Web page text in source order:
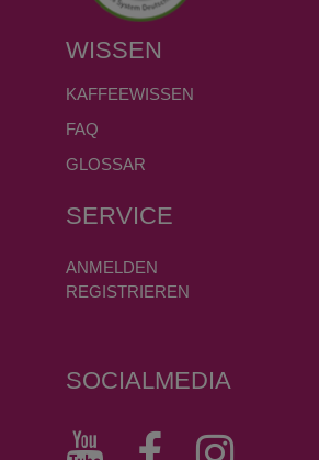
WISSEN
KAFFEEWISSEN
FAQ
GLOSSAR
SERVICE
ANMELDEN
REGISTRIEREN
SOCIALMEDIA